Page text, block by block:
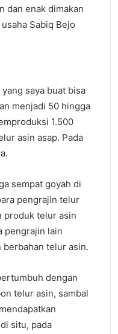
dan enak dimakan
Sabiq Bejo
saya buat bisa
menjadi 50 hingga
1.500
asin asap. Pada
sempat goyah di
pengrajin telur
produk telur asin
pengrajin lain
telur asin.
dengan
telur asin, sambal
situ, pada